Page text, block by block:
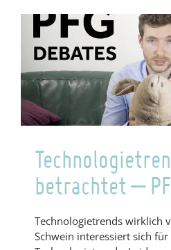
betrachtet –
Technologietrends wirklich
Schwein interessiert sich